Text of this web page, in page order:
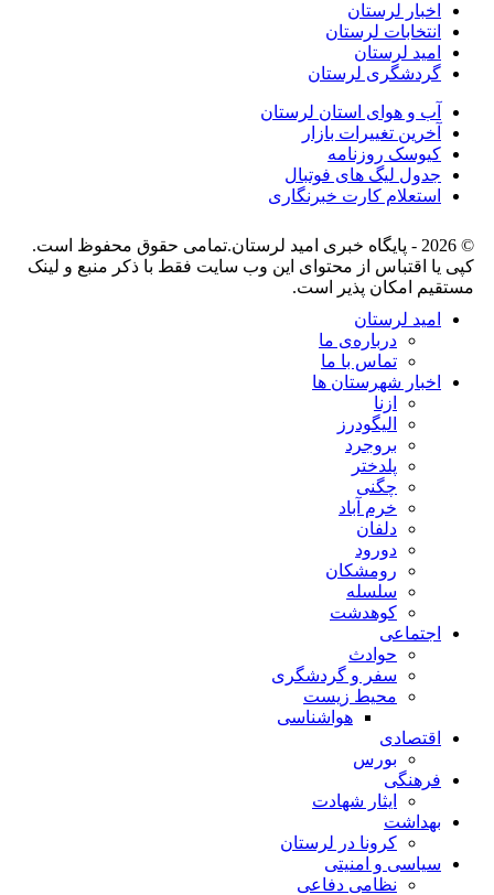
اخبار لرستان
انتخابات لرستان
امید لرستان
گردشگری لرستان
آب و هوای استان لرستان
آخرین تغییرات بازار
کیوسک روزنامه
جدول لیگ های فوتبال
استعلام کارت خبرنگاری
© 2026 - پایگاه خبری اميد لرستان.تمامی حقوق محفوظ است.
کپی یا اقتباس از محتوای این وب سایت فقط با ذکر منبع و لینک
مستقیم امکان پذیر است.
امید لرستان
درباره‌ی ما
تماس با ما
اخبار شهرستان ها
ازنا
الیگودرز
بروجرد
پلدختر
چگنی
خرم آباد
دلفان
دورود
رومشکان
سلسله
کوهدشت
اجتماعی
حوادث
سفر و گردشگری
محیط زیست
هواشناسی
اقتصادی
بورس
فرهنگی
ایثار شهادت
بهداشت
کرونا در لرستان
سیاسی و امنیتی
نظامی دفاعی